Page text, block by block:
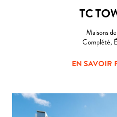
TC
Maisons
Complété,
EN SAVOIR